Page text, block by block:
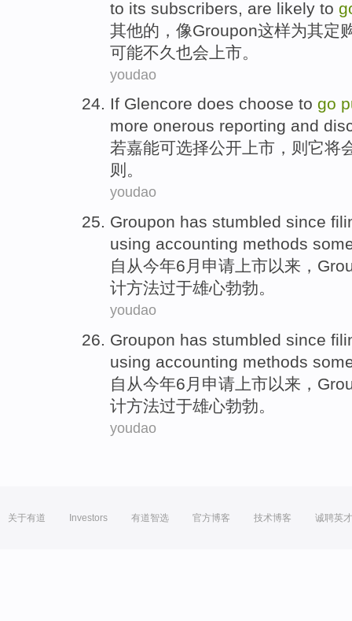
to its subscribers are likely to
其他的， 像Groupon这样为其定
可能不久也会 上市。
youdao
If Glencore does choose to go
more onerous reporting and
若嘉能可选择公开 上市，则 它将
则。
youdao
Groupon has stumbled since
using accounting methods
自从今年6月 申请 上市以来，
计方法过于雄心勃勃。
youdao
Groupon has stumbled since
using accounting methods
自从今年6月 申请 上市以来，
计方法过于雄心勃勃。
youdao
关于有道 Investors 有道智选 官方博客 技术博客 诚聘英才